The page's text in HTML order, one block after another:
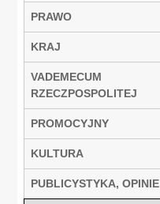
PRAWO
KRAJ
VADEMECUM
RZECZPOSPOLITEJ
PROMOCYJNY
KULTURA
PUBLICYSTYKA, OPINIE